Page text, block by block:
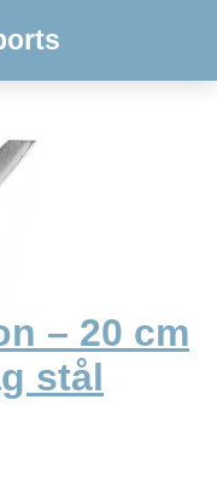
– 20 cm
stål